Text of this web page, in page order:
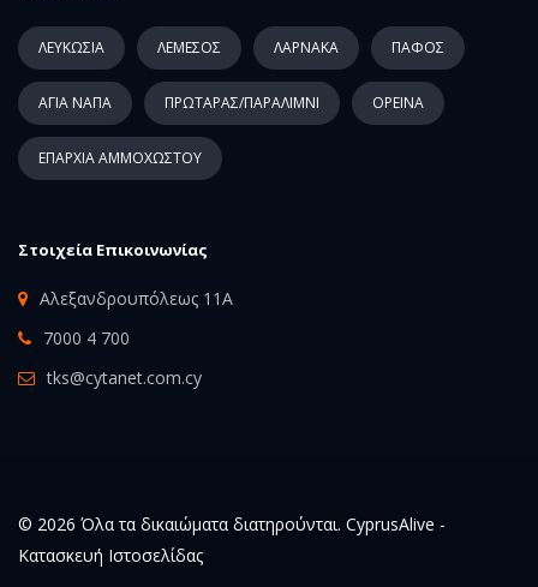
ΛΕΥΚΩΣΙΑ ΛΕΜΕΣΟΣ ΛΑΡΝΑΚΑ ΠΑΦΟΣ
ΑΓΙΑ ΝΑΠΑ ΠΡΩΤΑΡΑΣ/ΠΑΡΑΛΙΜΝΙ ΟΡΕΙΝΑ
ΕΠΑΡΧΙΑ ΑΜΜΟΧΩΣΤΟΥ
Στοιχεία Επικοινωνίας
Αλεξανδρουπόλεως 11Α
7000 4 700
tks@cytanet.com.cy
© 2026 Όλα τα δικαιώματα διατηρούνται. CyprusAlive -
Κατασκευή Ιστοσελίδας